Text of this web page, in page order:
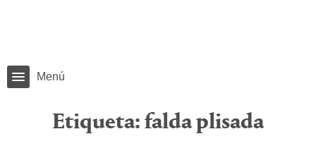
Menú
Etiqueta:falda plisada